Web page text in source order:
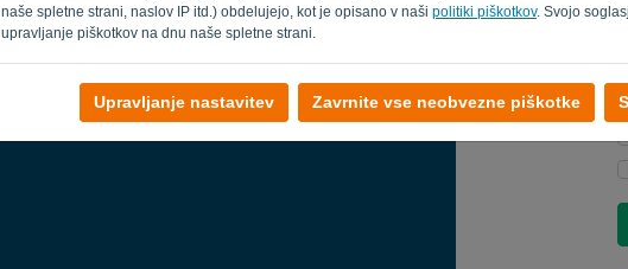
naše spletne strani, naslov IP itd.) obdelujejo, kot je opisano v naši politiki piškotkov. Svojo
upravljanje piškotkov na dnu naše spletne strani.
Upravljanje nastavitev Zavrnite vse neobvezne piškotke